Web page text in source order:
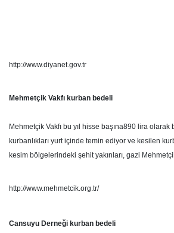
http://www.diyanet.gov.tr
Mehmetçik Vakfı kurban bedeli
Mehmetçik Vakfı bu yıl hisse başına890 lira olarak
kurbanlıkları yurt içinde temin ediyor ve kesilen
kesim bölgelerindeki şehit yakınları, gazi
http://www.mehmetcik.org.tr/
Cansuyu Derneği kurban bedeli